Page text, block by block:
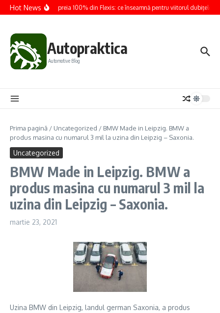
Sari la conținut
Hot NewsRenault preia 100% din Flexis: ce înseamnă pentru viitorul dubițelor
Autopraktica
Automotive Blog
Prima pagină / Uncategorized / BMW Made in Leipzig. BMW a
produs masina cu numarul 3 mil la uzina din Leipzig – Saxonia.
Uncategorized
BMW Made in Leipzig. BMW a
produs masina cu numarul 3 mil la
uzina din Leipzig – Saxonia.
martie 23, 2021
Uzina BMW din Leipzig, landul german Saxonia, a produs